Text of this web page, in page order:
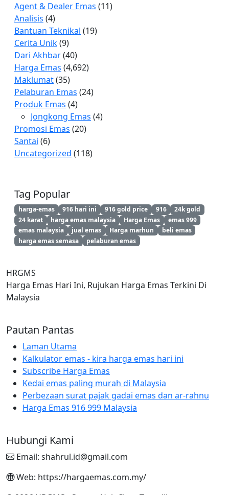
Agent & Dealer Emas (11)
Analisis (4)
Bantuan Teknikal (19)
Cerita Unik(9)
Dari Akhbar(40)
Harga Emas (4,692)
Maklumat(35)
Pelaburan Emas (24)
Produk Emas (4)
Jongkong Emas (4)
Promosi Emas (20)
Santai (6)
Uncategorized (118)
Tag Popular
harga-emas 916 hari ini 916 gold price 916
24k gold
24 karat
harga emas malaysia Harga Emas
emas 999
emas malaysia
jual emas Harga marhun
beli emas
harga emas semasa
pelaburan emas
HRGMS
Harga Emas Hari Ini, Rujukan Harga Emas Terkini Di
Malaysia
Pautan Pantas
Laman Utama
Kalkulator emas - kira harga emas hari ini
Subscribe Harga Emas
Kedai emas paling murah di Malaysia
Perbezaan surat pajak gadai emas dan ar-rahnu
Harga Emas 916 999 Malaysia
Hubungi Kami
Email: shahrul.id@gmail.com
Web: https://hargaemas.com.my/